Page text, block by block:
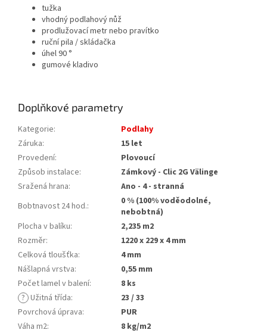
tužka
vhodný podlahový nůž
prodlužovací metr nebo pravítko
ruční pila / skládačka
úhel 90 °
gumové kladivo
Doplňkové parametry
Kategorie:
Podlahy
Záruka:
15 let
Provedení:
Plovoucí
Způsob instalace:
Zámkový - Clic 2G Välinge
Sražená hrana:
Ano - 4 - stranná
Bobtnavost 24 hod.:
0 % (100% voděodolné,
nebobtná)
Plocha v balíku:
2,235 m2
Rozměr:
1220 x 229 x 4 mm
Celková tloušťka:
4 mm
Nášlapná vrstva:
0,55 mm
Počet lamel v balení:
8 ks
? Užitná třída:
23 / 33
Povrchová úprava:
PUR
Váha m2:
8 kg/m2